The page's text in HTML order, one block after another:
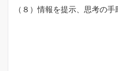
（８）情報を提示、思考の手